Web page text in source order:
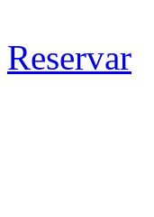
Reservar